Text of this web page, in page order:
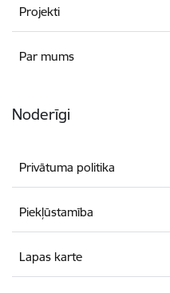
Projekti
Par mums
Noderīgi
Privātuma politika
Piekļūstamība
Lapas karte